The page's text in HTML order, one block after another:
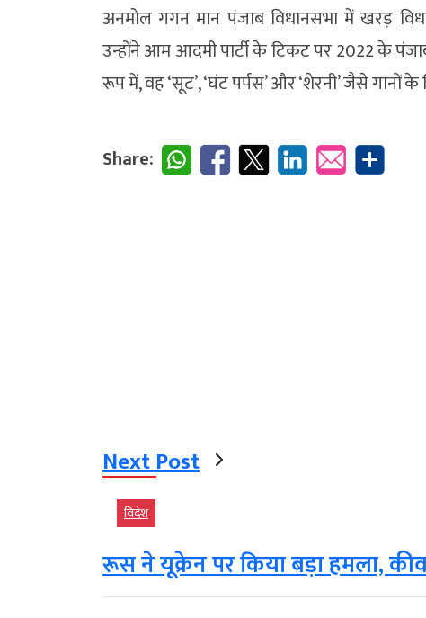
अनमोल गगन मान पंजाब विधानसभा में खरड़
उन्होंने आम आदमी पार्टी के टिकट पर 2022 के
रूप में, वह ‘सूट’, ‘घंट पर्पस’ और ‘शेरनी’ जैसे गानों के
Share:
Next Post
विदेश
रूस ने यूक्रेन पर किया बड़ा हमला,